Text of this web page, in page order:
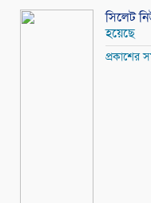
সিলেট
হয়েছে
প্রকাশের